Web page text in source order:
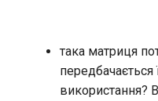
така матриця
передбачається
використання?